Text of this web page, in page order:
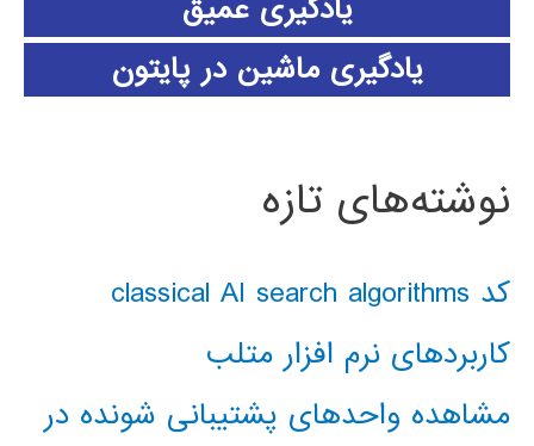
یادگیری عمیق
یادگیری ماشین در پایتون
نوشته‌های تازه
کد classical AI search algorithms
کاربردهای نرم افزار متلب
مشاهده واحدهای پشتیبانی شونده در